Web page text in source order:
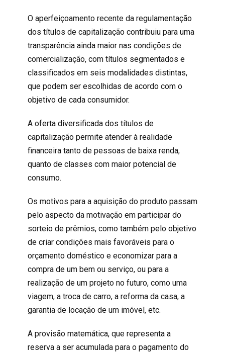
O aperfeiçoamento recente da regulamentação
dos títulos de capitalização contribuiu para uma
transparência ainda maior nas condições de
comercialização, com títulos segmentados e
classificados em seis modalidades distintas,
que podem ser escolhidas de acordo com o
objetivo de cada consumidor.
A oferta diversificada dos títulos de
capitalização permite atender à realidade
financeira tanto de pessoas de baixa renda,
quanto de classes com maior potencial de
consumo.
Os motivos para a aquisição do produto passam
pelo aspecto da motivação em participar do
sorteio de prêmios, como também pelo objetivo
de criar condições mais favoráveis para o
orçamento doméstico e economizar para a
compra de um bem ou serviço, ou para a
realização de um projeto no futuro, como uma
viagem, a troca de carro, a reforma da casa, a
garantia de locação de um imóvel, etc.
A provisão matemática, que representa a
reserva a ser acumulada para o pagamento do